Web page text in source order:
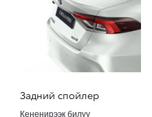
Задний спойлер
Кененирээк билүү